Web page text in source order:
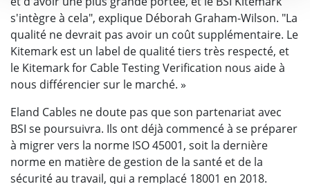
s'intègre à cela", explique Déborah Graham-Wilson. "La
qualité ne devrait pas avoir un coût supplémentaire. Le
Kitemark est un label de qualité tiers très respecté, et
le Kitemark for Cable Testing Verification nous aide à
nous différencier sur le marché. »
Eland Cables ne doute pas que son partenariat avec
BSI se poursuivra. Ils ont déjà commencé à se préparer
à migrer vers la norme ISO 45001, soit la dernière
norme en matière de gestion de la santé et de la
sécurité au travail, qui a remplacé 18001 en 2018.